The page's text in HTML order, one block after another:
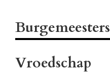
Burgemeesters
Vroedschap